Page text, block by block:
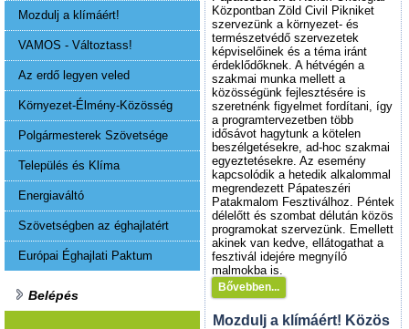
Mozdulj a klímáért!
VAMOS - Változtass!
Az erdő legyen veled
Környezet-Élmény-Közösség
Polgármesterek Szövetsége
Település és Klíma
Energiaváltó
Szövetségben az éghajlatért
Európai Éghajlati Paktum
Belépés
Központban Zöld Civil Pikniket
szervezünk a környezet- és
természetvédő szervezetek
képviselőinek és a téma iránt
érdeklődőknek. A hétvégén a
szakmai munka mellett a
közösségünk fejlesztésére is
szeretnénk figyelmet fordítani, így
a programtervezetben több
idősávot hagytunk a kötelen
beszélgetésekre, ad-hoc szakmai
egyeztetésekre. Az esemény
kapcsolódik a hetedik alkalommal
megrendezett Pápateszéri
Patakmalom Fesztiválhoz. Péntek
délelőtt és szombat délután közös
programokat szervezünk. Emellett
akinek van kedve, ellátogathat a
fesztivál idejére megnyíló
malmokba is.
Bővebben...
Mozdulj a klímáért! Közös